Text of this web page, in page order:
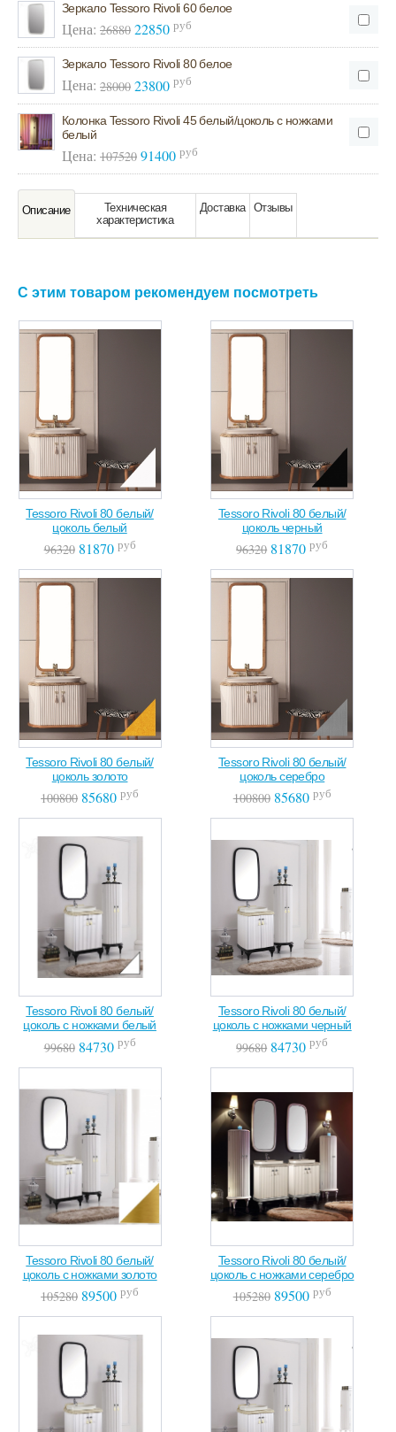
Зеркало Tessoro Rivoli 60 белое
Цена: 26880 22850 руб
Зеркало Tessoro Rivoli 80 белое
Цена: 28000 23800 руб
Колонка Tessoro Rivoli 45 белый/цоколь с ножками
белый
Цена: 107520 91400 руб
Oписание
Техническая
характeристика
Доставка Отзывы
С этим товаром рекомендуем посмотреть
Tessoro Rivoli 80 белый/
цоколь белый
9632081870 руб
Tessoro Rivoli 80 белый/
цоколь черный
96320 81870 руб
Tessoro Rivoli 80 белый/
цоколь золото
100800 85680 руб
Tessoro Rivoli 80 белый/
цоколь серебро
10080085680 руб
Tessoro Rivoli 80 белый/
цоколь с ножками белый
9968084730 руб
Tessoro Rivoli 80 белый/
цоколь с ножками черный
99680 84730 руб
Tessoro Rivoli 80 белый/
цоколь с ножками золото
105280 89500 руб
Tessoro Rivoli 80 белый/
цоколь с ножками серебро
10528089500 руб